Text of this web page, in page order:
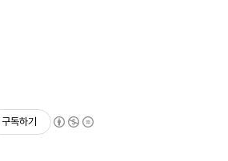
구독하기